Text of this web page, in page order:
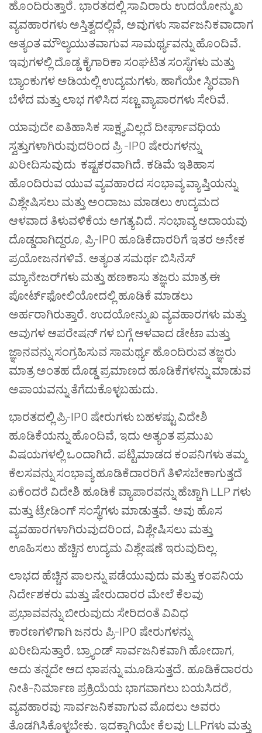
ಹೊಂದಿರುತ್ತಾರೆ. ಭಾರತದಲ್ಲಿ ಸಾವಿರಾರು ಉದಯೋನ್ಮುಖ
ವ್ಯವಹಾರಗಳು ಅಸ್ತಿತ್ವದಲ್ಲಿವೆ, ಅವುಗಳು ಸಾರ್ವಜನಿಕವಾದಾಗ
ಅತ್ಯಂತ ಮೌಲ್ಯಯುತವಾಗುವ ಸಾಮರ್ಥ್ಯವನ್ನು ಹೊಂದಿವೆ.
ಇವುಗಳಲ್ಲಿ ದೊಡ್ಡ ಕೈಗಾರಿಕಾ ಸಂಘಟಿತ ಸಂಸ್ಥೆಗಳು ಮತ್ತು
ಬ್ಯಾಂಕುಗಳ ಅಡಿಯಲ್ಲಿ ಉದ್ಯಮಗಳು, ಹಾಗೆಯೇ ಸ್ಥಿರವಾಗಿ
ಬೆಳೆದ ಮತ್ತು ಲಾಭ ಗಳಿಸಿದ ಸಣ್ಣ ವ್ಯಾಪಾರಗಳು ಸೇರಿವೆ.
ಯಾವುದೇ ಐತಿಹಾಸಿಕ ಸಾಕ್ಷ್ಯವಿಲ್ಲದೆ ದೀರ್ಘಾವಧಿಯ
ಸ್ವತ್ತುಗಳಾಗಿರುವುದರಿಂದ ಪ್ರಿ -IPO ಷೇರುಗಳನ್ನು
ಖರೀದಿಸುವುದು ಕಷ್ಟಕರವಾಗಿದೆ. ಕಡಿಮೆ ಇತಿಹಾಸ
ಹೊಂದಿರುವ ಯುವ ವ್ಯವಹಾರದ ಸಂಭಾವ್ಯ ವ್ಯಾಪ್ತಿಯನ್ನು
ವಿಶ್ಲೇಷಿಸಲು ಮತ್ತು ಅಂದಾಜು ಮಾಡಲು ಉದ್ಯಮದ
ಆಳವಾದ ತಿಳುವಳಿಕೆಯ ಅಗತ್ಯವಿದೆ. ಸಂಭಾವ್ಯ ಆದಾಯವು
ದೊಡ್ಡದಾಗಿದ್ದರೂ, ಪ್ರಿ-IPO ಹೂಡಿಕೆದಾರರಿಗೆ ಇತರ ಅನೇಕ
ಪ್ರಯೋಜನಗಳಿವೆ. ಅತ್ಯಂತ ಸಮರ್ಥ ಬಿಸಿನೆಸ್
ಮ್ಯಾನೇಜರ್‌ಗಳು ಮತ್ತು ಹಣಕಾಸು ತಜ್ಞರು ಮಾತ್ರ ಈ
ಪೋರ್ಟ್‌ಫೋಲಿಯೋದಲ್ಲಿ ಹೂಡಿಕೆ ಮಾಡಲು
ಅರ್ಹರಾಗಿರುತ್ತಾರೆ. ಉದಯೋನ್ಮುಖ ವ್ಯವಹಾರಗಳು ಮತ್ತು
ಅವುಗಳ ಆಪರೇಷನ್ ಗಳ ಬಗ್ಗೆ ಆಳವಾದ ಡೇಟಾ ಮತ್ತು
ಜ್ಞಾನವನ್ನು ಸಂಗ್ರಹಿಸುವ ಸಾಮರ್ಥ್ಯ ಹೊಂದಿರುವ ತಜ್ಞರು
ಮಾತ್ರ ಅಂತಹ ದೊಡ್ಡ ಪ್ರಮಾಣದ ಹೂಡಿಕೆಗಳನ್ನು ಮಾಡುವ
ಅಪಾಯವನ್ನು ತೆಗೆದುಕೊಳ್ಳಬಹುದು.
ಭಾರತದಲ್ಲಿ ಪ್ರಿ-IPO ಷೇರುಗಳು ಬಹಳಷ್ಟು ವಿದೇಶಿ
ಹೂಡಿಕೆಯನ್ನು ಹೊಂದಿವೆ, ಇದು ಅತ್ಯಂತ ಪ್ರಮುಖ
ವಿಷಯಗಳಲ್ಲಿ ಒಂದಾಗಿದೆ. ಪಟ್ಟಿಮಾಡದ ಕಂಪನಿಗಳು ತಮ್ಮ
ಕೆಲಸವನ್ನು ಸಂಭಾವ್ಯ ಹೂಡಿಕೆದಾರರಿಗೆ ತಿಳಿಸಬೇಕಾಗುತ್ತದೆ
ಏಕೆಂದರೆ ವಿದೇಶಿ ಹೂಡಿಕೆ ವ್ಯಾಪಾರವನ್ನು ಹೆಚ್ಚಾಗಿ LLP ಗಳು
ಮತ್ತು ಟ್ರೇಡಿಂಗ್ ಸಂಸ್ಥೆಗಳು ಮಾಡುತ್ತವೆ. ಅವು ಹೊಸ
ವ್ಯವಹಾರಗಳಾಗಿರುವುದರಿಂದ, ವಿಶ್ಲೇಷಿಸಲು ಮತ್ತು
ಊಹಿಸಲು ಹೆಚ್ಚಿನ ಉದ್ಯಮ ವಿಶ್ಲೇಷಣೆ ಇರುವುದಿಲ್ಲ.
ಲಾಭದ ಹೆಚ್ಚಿನ ಪಾಲನ್ನು ಪಡೆಯುವುದು ಮತ್ತು ಕಂಪನಿಯ
ನಿರ್ದೇಶಕರು ಮತ್ತು ಷೇರುದಾರರ ಮೇಲೆ ಕೆಲವು
ಪ್ರಭಾವವನ್ನು ಬೀರುವುದು ಸೇರಿದಂತೆ ವಿವಿಧ
ಕಾರಣಗಳಿಗಾಗಿ ಜನರು ಪ್ರಿ-IPO ಷೇರುಗಳನ್ನು
ಖರೀದಿಸುತ್ತಾರೆ. ಬ್ರ್ಯಾಂಡ್ ಸಾರ್ವಜನಿಕವಾಗಿ ಹೋದಾಗ,
ಅದು ತನ್ನದೇ ಆದ ಛಾಪನ್ನು ಮೂಡಿಸುತ್ತದೆ. ಹೂಡಿಕೆದಾರರು
ನೀತಿ-ನಿರ್ಮಾಣ ಪ್ರಕ್ರಿಯೆಯ ಭಾಗವಾಗಲು ಬಯಸಿದರೆ,
ವ್ಯವಹಾರವು ಸಾರ್ವಜನಿಕವಾಗುವ ಮೊದಲು ಅವರು
ತೊಡಗಿಸಿಕೊಳ್ಳಬೇಕು. ಇದಕ್ಕಾಗಿಯೇ ಕೆಲವು LLPಗಳು ಮತ್ತು